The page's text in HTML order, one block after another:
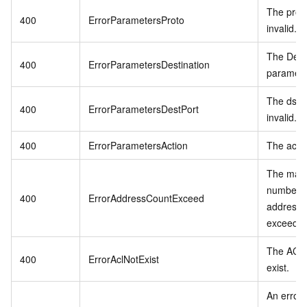
400 ErrorParametersProto
The
invalid.
400 ErrorParametersDestination
The
400 ErrorParametersDestPort
The
invalid.
400 ErrorParametersAction The
400 ErrorAddressCountExceed
The
number
400 ErrorAclNotExist
The
exist.
An error